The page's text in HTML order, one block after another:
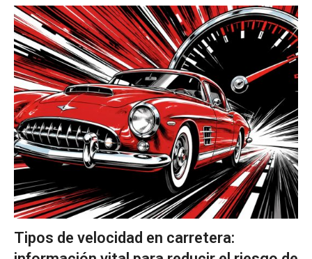
Tipos de velocidad en carretera: